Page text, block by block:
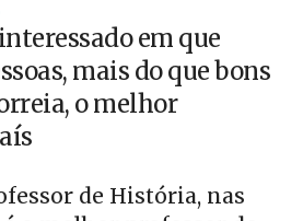
em que
mais do que bons
o melhor
de História, nas